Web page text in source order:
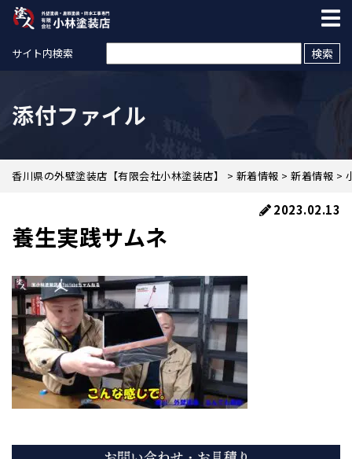
サイト内検索
添付ファイル
香川県の外壁塗装店【有限会社小林塗装店】 > 新着情報 > 新着情報 >
2023.02.13
養生実践サムネ